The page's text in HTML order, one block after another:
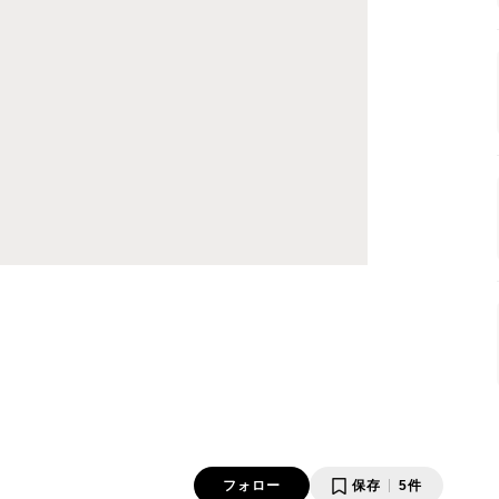
フォロー 保存 5件